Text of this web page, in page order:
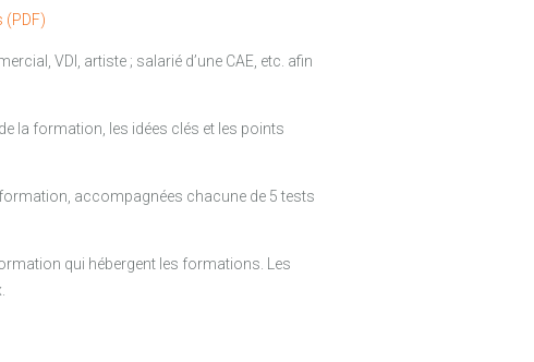
(PDF)
VDI, artiste ; salarié d’une CAE, etc. afin
la formation, les idées clés et les points
accompagnées chacune de 5 tests
qui hébergent les formations. Les